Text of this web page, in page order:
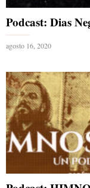
Podcast: Dias
agosto 16, 2020